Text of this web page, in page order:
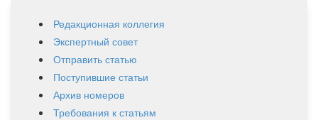
Редакционная коллегия
Экспертный совет
Отправить статью
Поступившие статьи
Архив номеров
Требования к статьям